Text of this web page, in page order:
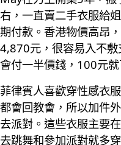
右，一直賣二手衣服給
期付款。香港物價高昂
4,870元，很容易入不
會付一半價錢，100元就
菲律賓人喜歡穿性感衣
都會回教會，所以加件
去派對。這些衣服主要
去跳舞和參加派對就多